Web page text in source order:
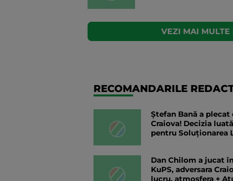
VEZI MAI MULTE
RECOMANDARILE
Ștefan Bană a
Craiova! Decizia
pentru Soluționarea
Dan Chilom a jucat
KuPS, adversara
lucru, atmosfera +